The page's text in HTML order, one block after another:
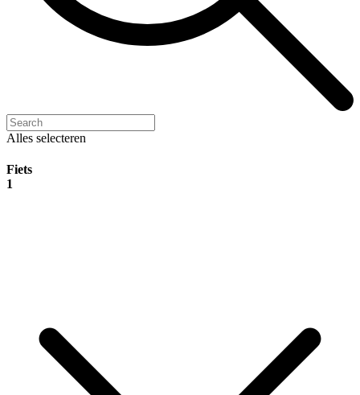
Alles selecteren
Fiets
1